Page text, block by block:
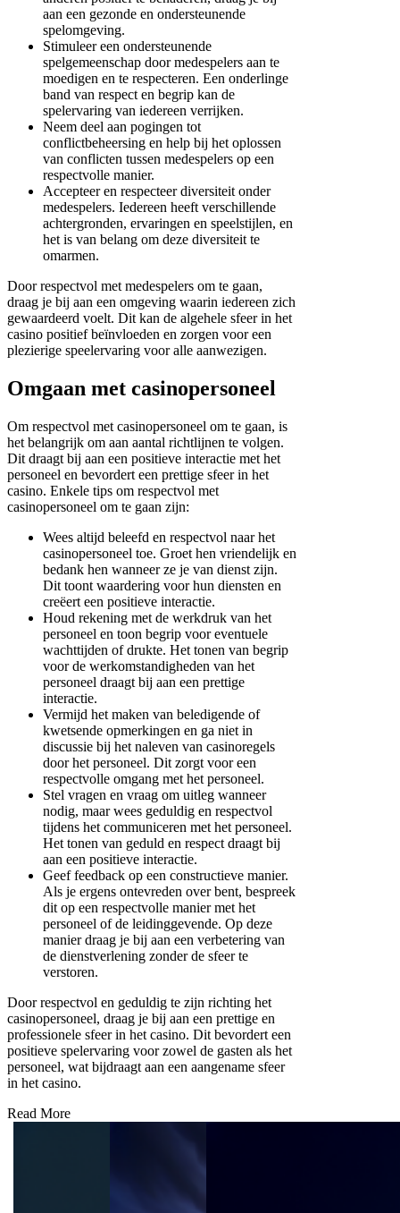
aan een gezonde en ondersteunende
spelomgeving.
Stimuleer een ondersteunende
spelgemeenschap door medespelers aan te
moedigen en te respecteren. Een onderlinge
band van respect en begrip kan de
spelervaring van iedereen verrijken.
Neem deel aan pogingen tot
conflictbeheersing en help bij het oplossen
van conflicten tussen medespelers op een
respectvolle manier.
Accepteer en respecteer diversiteit onder
medespelers. Iedereen heeft verschillende
achtergronden, ervaringen en speelstijlen, en
het is van belang om deze diversiteit te
omarmen.
Door respectvol met medespelers om te gaan,
draag je bij aan een omgeving waarin iedereen zich
gewaardeerd voelt. Dit kan de algehele sfeer in het
casino positief beïnvloeden en zorgen voor een
plezierige speelervaring voor alle aanwezigen.
Omgaan met casinopersoneel
Om respectvol met casinopersoneel om te gaan, is
het belangrijk om aan aantal richtlijnen te volgen.
Dit draagt bij aan een positieve interactie met het
personeel en bevordert een prettige sfeer in het
casino. Enkele tips om respectvol met
casinopersoneel om te gaan zijn:
Wees altijd beleefd en respectvol naar het
casinopersoneel toe. Groet hen vriendelijk en
bedank hen wanneer ze je van dienst zijn.
Dit toont waardering voor hun diensten en
creëert een positieve interactie.
Houd rekening met de werkdruk van het
personeel en toon begrip voor eventuele
wachttijden of drukte. Het tonen van begrip
voor de werkomstandigheden van het
personeel draagt bij aan een prettige
interactie.
Vermijd het maken van beledigende of
kwetsende opmerkingen en ga niet in
discussie bij het naleven van casinoregels
door het personeel. Dit zorgt voor een
respectvolle omgang met het personeel.
Stel vragen en vraag om uitleg wanneer
nodig, maar wees geduldig en respectvol
tijdens het communiceren met het personeel.
Het tonen van geduld en respect draagt bij
aan een positieve interactie.
Geef feedback op een constructieve manier.
Als je ergens ontevreden over bent, bespreek
dit op een respectvolle manier met het
personeel of de leidinggevende. Op deze
manier draag je bij aan een verbetering van
de dienstverlening zonder de sfeer te
verstoren.
Door respectvol en geduldig te zijn richting het
casinopersoneel, draag je bij aan een prettige en
professionele sfeer in het casino. Dit bevordert een
positieve spelervaring voor zowel de gasten als het
personeel, wat bijdraagt aan een aangename sfeer
in het casino.
Read More